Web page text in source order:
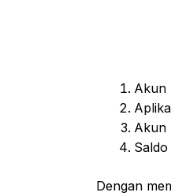
Akun
Akun
Dengan